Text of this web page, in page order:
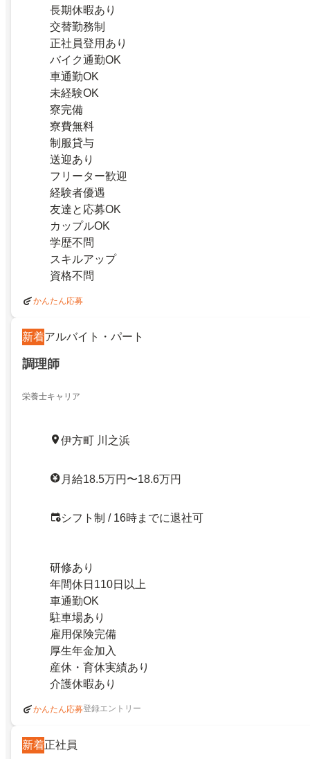
長期休暇あり
交替勤務制
正社員登用あり
バイク通勤OK
車通勤OK
未経験OK
寮完備
寮費無料
制服貸与
送迎あり
フリーター歓迎
経験者優遇
友達と応募OK
カップルOK
学歴不問
スキルアップ
資格不問
かんたん応募
新着アルバイト・パート
調理師
栄養士キャリア
伊方町 川之浜
月給18.5万円〜18.6万円
シフト制 / 16時までに退社可
研修あり
年間休日110日以上
車通勤OK
駐車場あり
雇用保険完備
厚生年金加入
産休・育休実績あり
介護休暇あり
かんたん応募登録エントリー
新着正社員